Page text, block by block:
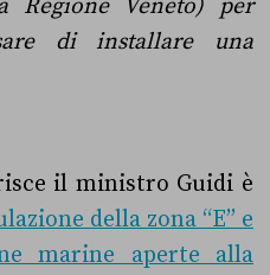
Regione Veneto) per
di installare una
il ministro Guidi è
della zona “E” e
marine aperte alla